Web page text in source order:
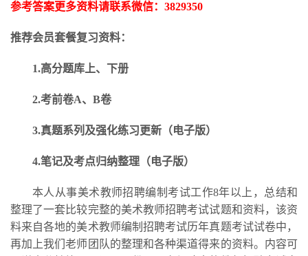
参考答案更多资料请联系微信： 3829350
推荐会员套餐复习资料：
1.高分题库上、下册
2.考前卷A、B卷
3.真题系列及强化练习更新 （电子版）
4.笔记及考点归纳整理（电子版）
本人从事美术教师招聘编制考试工作8年以上，总结和
整理了一套比较完整的美术教师招聘考试试题和资料，该资
料来自各地的美术教师编制招聘考试历年真题考试试卷中，
再加上我们老师团队的整理和各种渠道得来的资料。内容可